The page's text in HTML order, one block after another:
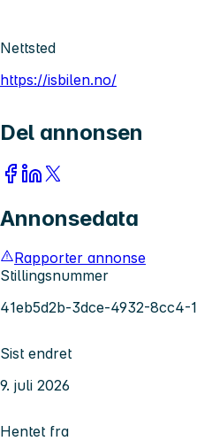
Nettsted
https://isbilen.no/
Del annonsen
Annonsedata
Rapporter annonse
Stillingsnummer
41eb5d2b-3dce-4932-8cc4-
Sist endret
9. juli 2026
Hentet fra